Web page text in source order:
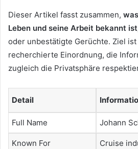
Dieser Artikel fasst zusammen,
Leben und seine Arbeit bekannt ist
oder unbestätigte Gerüchte. Ziel
recherchierte Einordnung, die
zugleich die Privatsphäre
Detail
Full Name Johann
Known For Cruise